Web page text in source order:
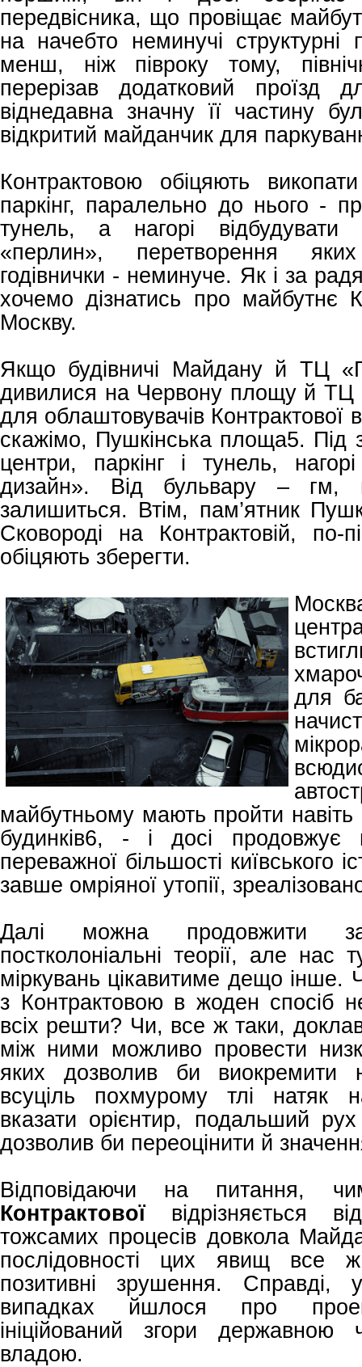
передвісника, що провіщає
на начебто неминучі структурні
менш, ніж півроку тому,
перерізав додатковий проїзд
віднедавна значну її частину
відкритий майданчик для
Контрактовою обіцяють
паркінг, паралельно до нього -
тунель, а нагорі відбудувати
«перлин», перетворення
годівнички - неминуче. Як і за
хочемо дізнатись про майбутнє
Москву.
Якщо будівничі Майдану й ТЦ
дивилися на Червону площу й ТЦ
для облаштовувачів Контрактової
скажімо, Пушкінська площа5. Під
центри, паркінг і тунель,
дизайн». Від бульвару – гм,
залишиться. Втім, пам’ятник
Сковороді на Контрактовій, по-
обіцяють зберегти.
для
майбутньому мають пройти
будинків6, - і досі продовжує
переважної більшості київського
завше омріяної утопії,
Далі можна продовжити
постколоніальні теорії, але нас
міркувань цікавитиме дещо інше.
з Контрактовою в жоден спосіб не
всіх решти? Чи, все ж таки,
між ними можливо провести
яких дозволив би виокремити
всуціль похмурому тлі натяк
вказати орієнтир, подальший
дозволив би переоцінити й
Відповідаючи на питання,
Контрактової відрізняється
тожсамих процесів довкола
послідовності цих явищ все
позитивні зрушення.
випадках йшлося про
ініційований згори державною
владою.